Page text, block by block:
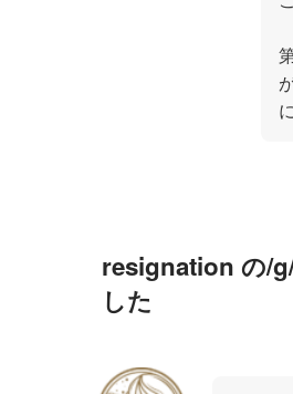
resignation の/
した